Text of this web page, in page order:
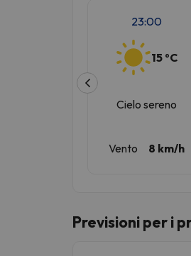
23:00
15 ºC
Cielo sereno
Vento 8 km/h
Previsioni per i